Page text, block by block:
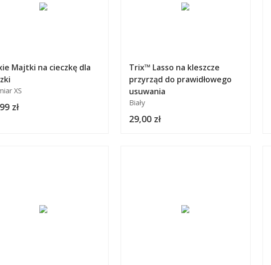
Majtki na cieczkę dla
XS
zł
Trix™ Lasso na kleszcze
przyrząd do prawidłowego
usuwania
Biały
29,00 zł